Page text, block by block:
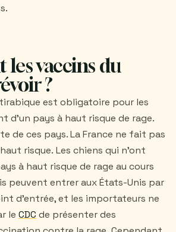
les vaccins du
?
est obligatoire pour les
d'un pays à haut risque de rage.
de ces pays. La France ne fait pas
risque. Les chiens qui n'ont
à haut risque de rage au cours
peuvent entrer aux États-Unis par
d'entrée, et les importateurs ne
le CDC de présenter des